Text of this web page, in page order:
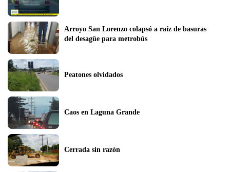
Arroyo San Lorenzo colapsó a raíz de basuras
del desagüe para metrobús
Peatones olvidados
Caos en Laguna Grande
Cerrada sin razón